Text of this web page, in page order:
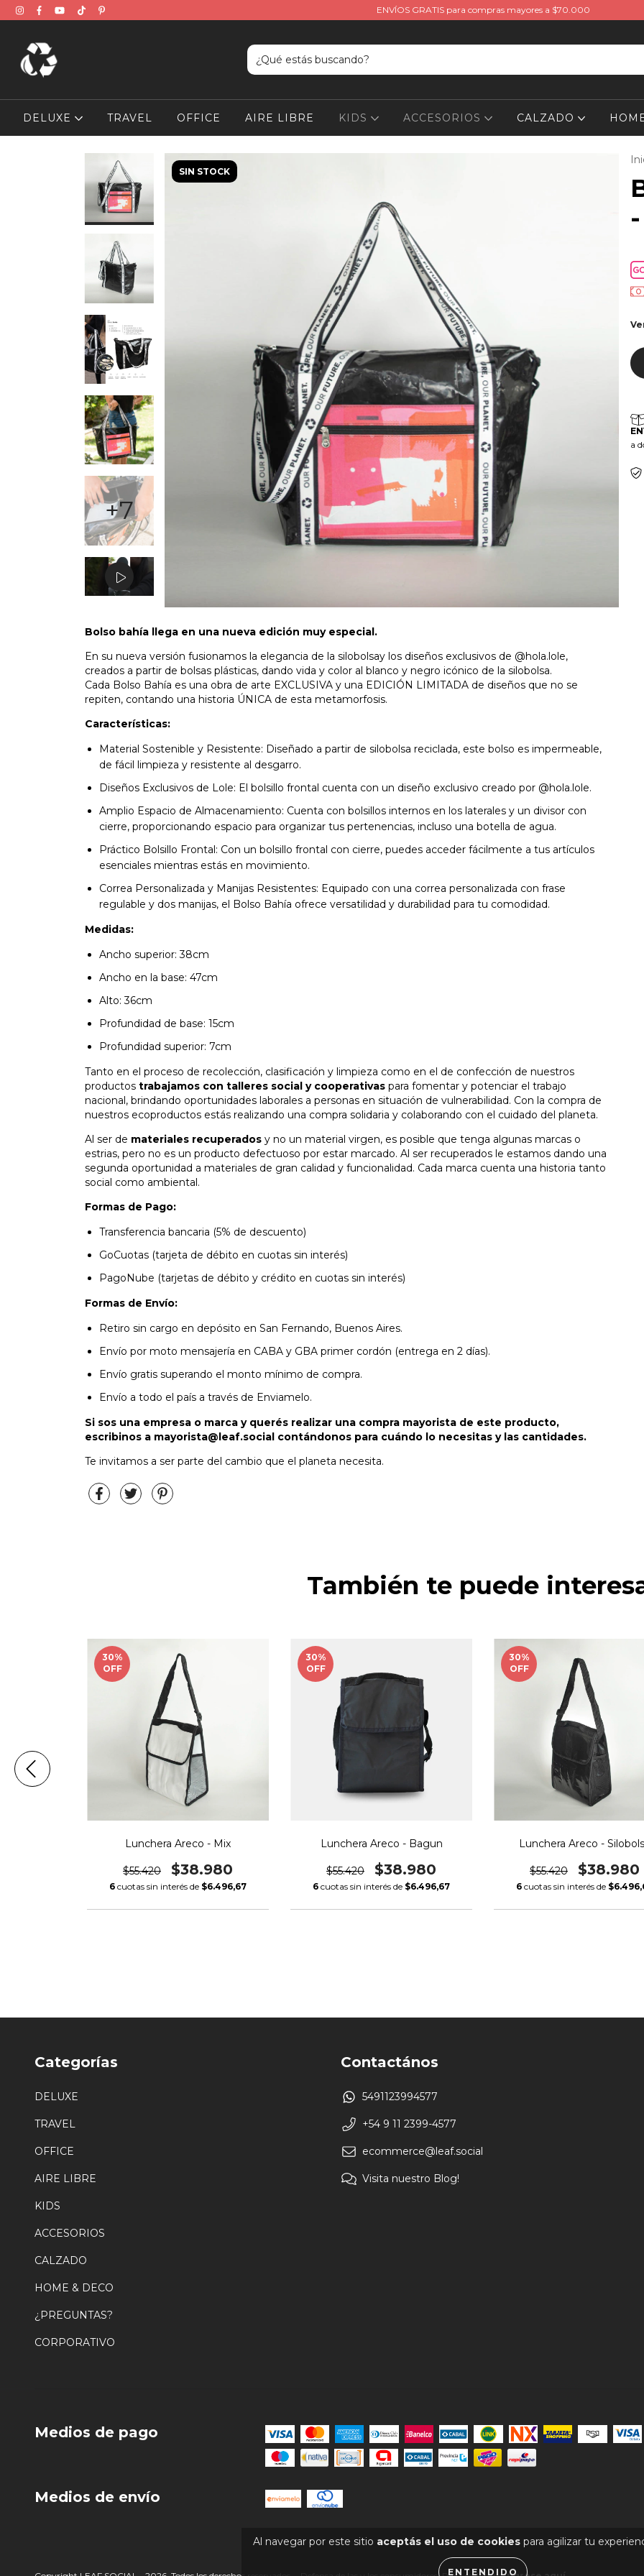
ENVÍOS GRATIS para compras mayores a $70.000
DELUXE TRAVEL OFFICE AIRE LIBRE KIDS ACCESORIOS CALZADO
Al navegar por este sitio aceptás el uso de cookiespara agilizar tu
ENTENDIDO
+7
SIN STOCK
Bolso bahía llega en una nueva edición muy especial.
En su nueva versión fusionamos la elegancia de la silobolsay los diseños exclusivos de @hola.lole,
creados a partir de bolsas plásticas, dando vida y color al blanco y negro icónico de la silobolsa.
Cada Bolso Bahía es una obra de arte EXCLUSIVA y una EDICIÓN LIMITADA de diseños que no se
repiten, contando una historia ÚNICA de esta metamorfosis.
Características:
Material Sostenible y Resistente: Diseñado a partir de silobolsa reciclada, este bolso es impermeable,
de fácil limpieza y resistente al desgarro.
Diseños Exclusivos de Lole: El bolsillo frontal cuenta con un diseño exclusivo creado por @hola.lole.
Amplio Espacio de Almacenamiento: Cuenta con bolsillos internos en los laterales y un divisor con
cierre, proporcionando espacio para organizar tus pertenencias, incluso una botella de agua.
Práctico Bolsillo Frontal: Con un bolsillo frontal con cierre, puedes acceder fácilmente a tus artículos
esenciales mientras estás en movimiento.
Correa Personalizada y Manijas Resistentes: Equipado con una correa personalizada con frase
regulable y dos manijas, el Bolso Bahía ofrece versatilidad y durabilidad para tu comodidad.
Medidas:
Ancho superior: 38cm
Ancho en la base: 47cm
Alto: 36cm
Profundidad de base: 15cm
Profundidad superior: 7cm
Tanto en el proceso de recolección, clasificación y limpieza como en el de confección de nuestros
productos trabajamos con talleres social y cooperativas para fomentar y potenciar el trabajo
nacional, brindando oportunidades laborales a personas en situación de vulnerabilidad. Con la compra de
nuestros ecoproductos estás realizando una compra solidaria y colaborando con el cuidado del planeta.
Al ser de materiales recuperados y no un material virgen, es posible que tenga algunas marcas o
estrias, pero no es un producto defectuoso por estar marcado. Al ser recuperados le estamos dando una
segunda oportunidad a materiales de gran calidad y funcionalidad. Cada marca cuenta una historia tanto
social como ambiental.
Formas de Pago:
Transferencia bancaria (5% de descuento)
GoCuotas (tarjeta de débito en cuotas sin interés)
PagoNube (tarjetas de débito y crédito en cuotas sin interés)
Formas de Envío:
Retiro sin cargo en depósito en San Fernando, Buenos Aires.
Envío por moto mensajería en CABA y GBA primer cordón (entrega en 2 días).
Envío gratis superando el monto mínimo de compra.
Envío a todo el país a través de Enviamelo.
Si sos una empresa o marca y querés realizar una compra mayorista de este producto,
escribinos a mayorista@leaf.social contándonos para cuándo lo necesitas y las cantidades.
Te invitamos a ser parte del cambio que el planeta necesita.
a
También te puede
30%
OFF
Lunchera Areco - Mix
$55.420 $38.980
6 cuotas sin interés de $6.496,67
30%
OFF
Lunchera Areco - Bagun
$55.420 $38.980
6 cuotas sin interés de $6.496,67
30%
OFF
Lunchera Areco -
$55.420 $38.980
6 cuotas sin interés de
Categorías
DELUXE
TRAVEL
OFFICE
AIRE LIBRE
KIDS
ACCESORIOS
CALZADO
HOME & DECO
¿PREGUNTAS?
CORPORATIVO
Contactános
5491123994577
+54 9 11 2399-4577
ecommerce@leaf.social
Visita nuestro Blog!
Medios de pago
Medios de envío